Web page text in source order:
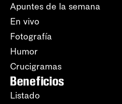
Apuntes de la semana
En vivo
Fotografía
Humor
Crucigramas
Beneficios
Listado